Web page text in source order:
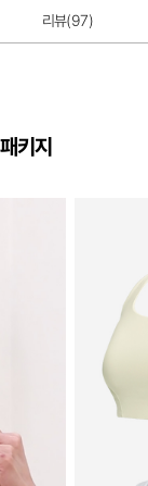
리뷰(97)
키지